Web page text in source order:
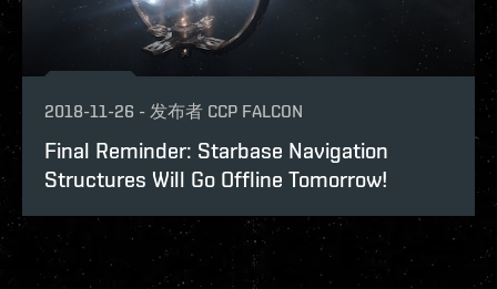
2018-11-26 - 发布者 CCP FALCON
Final Reminder: Starbase Navigation
Structures Will Go Offline Tomorrow!